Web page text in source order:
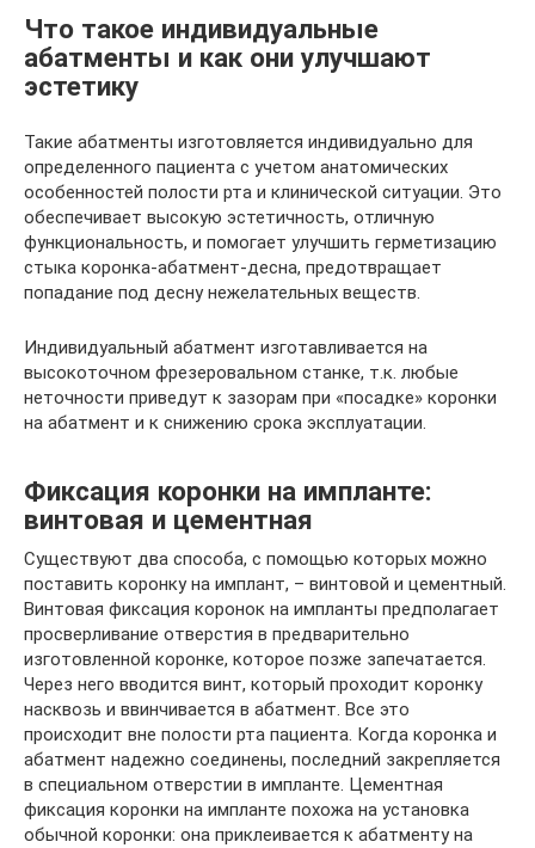
Что такое индивидуальные
абатменты и как они улучшают
эстетику
Такие абатменты изготовляется индивидуально для
определенного пациента с учетом анатомических
особенностей полости рта и клинической ситуации. Это
обеспечивает высокую эстетичность, отличную
функциональность, и помогает улучшить герметизацию
стыка коронка-абатмент-десна, предотвращает
попадание под десну нежелательных веществ.
Индивидуальный абатмент изготавливается на
высокоточном фрезеровальном станке, т.к. любые
неточности приведут к зазорам при «посадке» коронки
на абатмент и к снижению срока эксплуатации.
Фиксация коронки на импланте:
винтовая и цементная
Существуют два способа, с помощью которых можно
поставить коронку на имплант, – винтовой и цементный.
Винтовая фиксация коронок на импланты предполагает
просверливание отверстия в предварительно
изготовленной коронке, которое позже запечатается.
Через него вводится винт, который проходит коронку
насквозь и ввинчивается в абатмент. Все это
происходит вне полости рта пациента. Когда коронка и
абатмент надежно соединены, последний закрепляется
в специальном отверстии в импланте. Цементная
фиксация коронки на импланте похожа на установка
обычной коронки: она приклеивается к абатменту на